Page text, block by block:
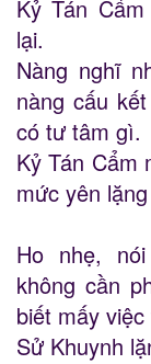
Kỷ Tán
lại.
Nàng nghĩ
nàng cấu
có tư tâm gì.
Kỷ Tán Cẩm
mức yên
Ho nhẹ,
không cần
biết mấy
Sử Khuynh